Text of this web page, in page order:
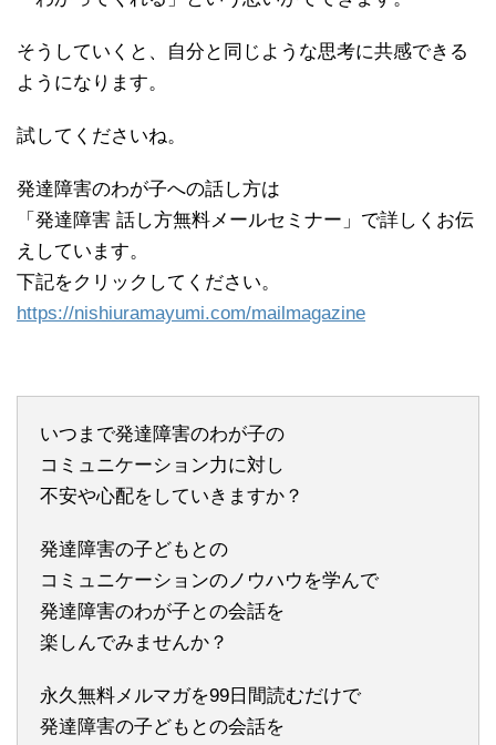
そうしていくと、自分と同じような思考に共感できる
ようになります。
試してくださいね。
発達障害のわが子への話し方は
「発達障害 話し方無料メールセミナー」で詳しくお伝
えしています。
下記をクリックしてください。
https://nishiuramayumi.com/mailmagazine
いつまで発達障害のわが子の
コミュニケーション力に対し
不安や心配をしていきますか？
発達障害の子どもとの
コミュニケーションのノウハウを学んで
発達障害のわが子との会話を
楽しんでみませんか？
永久無料メルマガを99日間読むだけで
発達障害の子どもとの会話を